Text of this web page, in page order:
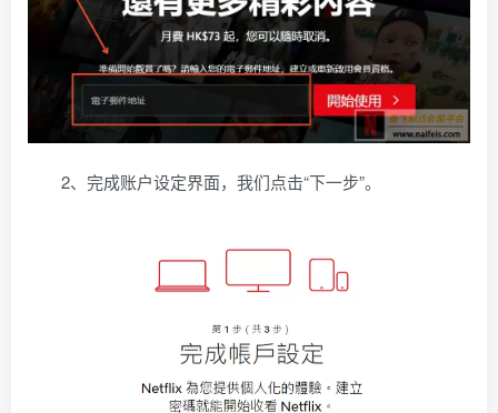
2、完成账户设定界面，我们点击“下一步”。